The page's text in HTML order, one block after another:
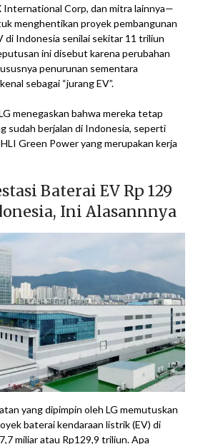
International Corp, dan mitra lainnya—
menghentikan proyek pembangunan
di Indonesia senilai sekitar 11 triliun
ini disebut karena perubahan
penurunan sementara
sebagai “jurang EV”.
menegaskan bahwa mereka tetap
sudah berjalan di Indonesia, seperti
Green Power yang merupakan kerja
Baterai EV Rp 129
Ini Alasannnya
yang dipimpin oleh LG memutuskan
baterai kendaraan listrik (EV) di
miliar atau Rp129,9 triliun. Apa